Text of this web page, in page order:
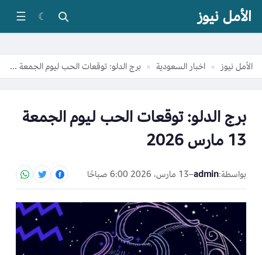
الأمل نيوز ☾
☰
الأمل نيوز » اخبار السعودية » برج الدلو: توقعات الحب ليوم الجمعة 13 مارس 2026
برج الدلو: توقعات الحب ليوم الجمعة
13 مارس 2026
بواسطة:admin
–13 مارس، 2026 6:00 صباحًا